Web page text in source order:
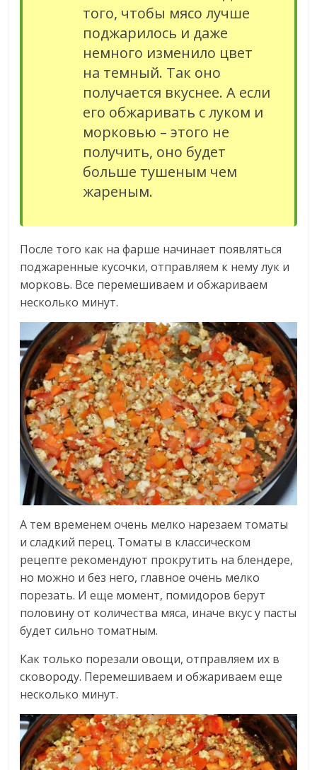
того, чтобы мясо лучше
поджарилось и даже
немного изменило цвет
на темный. Так оно
получается вкуснее. А если
его обжаривать с луком и
морковью – этого не
получить, оно будет
больше тушеным чем
жареным.
После того как на фарше начинает появляться
поджаренные кусочки, отправляем к нему лук и
морковь. Все перемешиваем и обжариваем
несколько минут.
А тем временем очень мелко нарезаем томаты
и сладкий перец. Томаты в классическом
рецепте рекомендуют прокрутить на блендере,
но можно и без него, главное очень мелко
порезать. И еще момент, помидоров берут
половину от количества мяса, иначе вкус у пасты
будет сильно томатным.
Как только порезали овощи, отправляем их в
сковороду. Перемешиваем и обжариваем еще
несколько минут.